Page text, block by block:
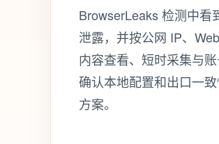
BrowserLeaks 检测中看
泄露，并按公网 IP、
内容查看、短时采集与
确认本地配置和出口一
方案。